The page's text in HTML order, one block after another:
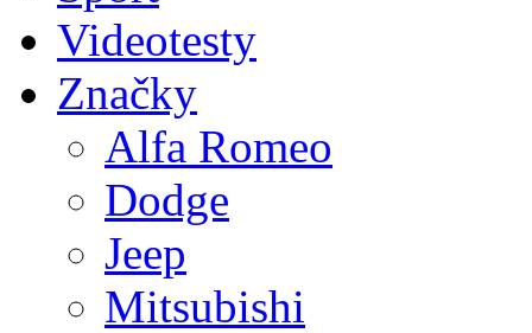
Videotesty
Značky
Alfa Romeo
Dodge
Jeep
Mitsubishi